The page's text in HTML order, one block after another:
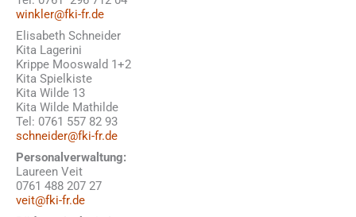
winkler@fki-fr.de
Elisabeth Schneider
Kita Lagerini
Krippe Mooswald 1+2
Kita Spielkiste
Kita Wilde 13
Kita Wilde Mathilde
Tel: 0761 557 82 93
schneider@fki-fr.de
Personalverwaltung:
Laureen Veit
0761 488 207 27
veit@fki-fr.de